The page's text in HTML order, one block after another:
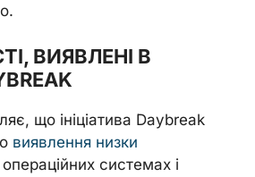
ВИЯВЛЕНІ В
що ініціатива Daybreak
виявлення низки
системах і